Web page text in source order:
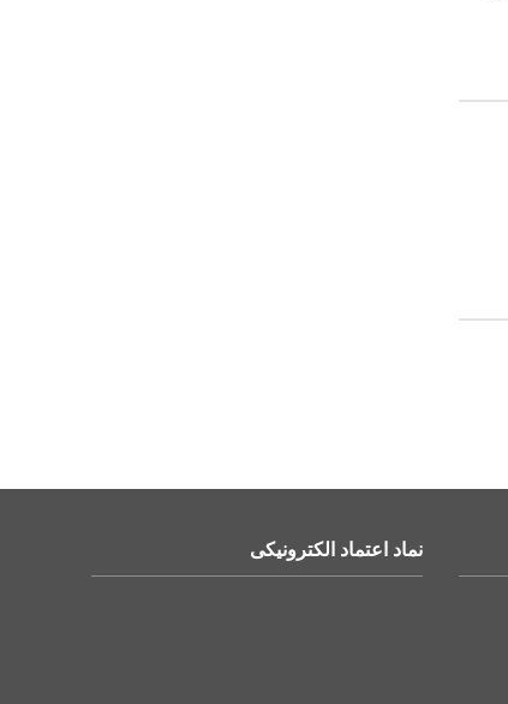
نماد اعتماد الکترونیکی